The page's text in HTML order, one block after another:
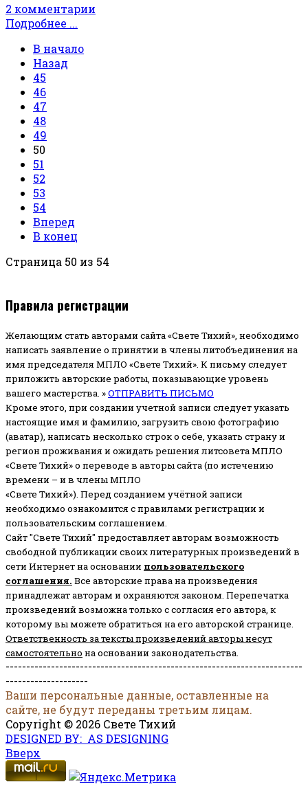
2 комментарии
Подробнее ...
В начало
Назад
45
46
47
48
49
50
51
52
53
54
Вперед
В конец
Страница 50 из 54
Правила регистрации
Желающим стать авторами сайта «Свете Тихий», необходимо
написать заявление о принятии в члены литобъединения на
имя председателя МПЛО «Свете Тихий». К письму следует
приложить авторские работы, показывающие уровень
вашего мастерства. »ОТПРАВИТЬ ПИСЬМО
Кроме этого, при создании учетной записи следует указать
настоящие имя и фамилию, загрузить свою фотографию
(аватар), написать несколько строк о себе, указать страну и
регион проживания и ожидать решения литсовета МПЛО
«Свете Тихий» о переводе в авторы сайта (по истечению
времени – и в члены МПЛО
«Свете Тихий»). Перед созданием учётной записи
необходимо ознакомится с правилами регистрации и
пользовательским соглашением.
Сайт "Свете Тихий" предоставляет авторам возможность
свободной публикации своих литературных произведений в
сети Интернет на основании пользовательского
соглашения. Все авторские права на произведения
принадлежат авторам и охраняются законом. Перепечатка
произведений возможна только с согласия его автора, к
которому вы можете обратиться на его авторской странице.
Ответственность за тексты произведений авторы несут
самостоятельно на основании законодательства.
------------------------------------------------------------------------
--------------------
Ваши персональные данные, оставленные на
сайте, не будут переданы третьим лицам.
Copyright © 2026 Свете Тихий
DESIGNED BY: AS DESIGNING
Вверх